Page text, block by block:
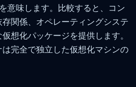
意味します。比較すると、コン
関係、オペレーティングシステ
想化パッケージを提供します。
完全で独立した仮想化マシンの